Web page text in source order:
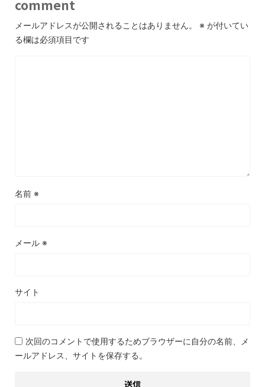
comment
メールアドレスが公開されることはありません。 ※ が付いてい
る欄は必須項目です
名前 ※
メール ※
サイト
次回のコメントで使用するためブラウザーに自分の名前、メ
ールアドレス、サイトを保存する。